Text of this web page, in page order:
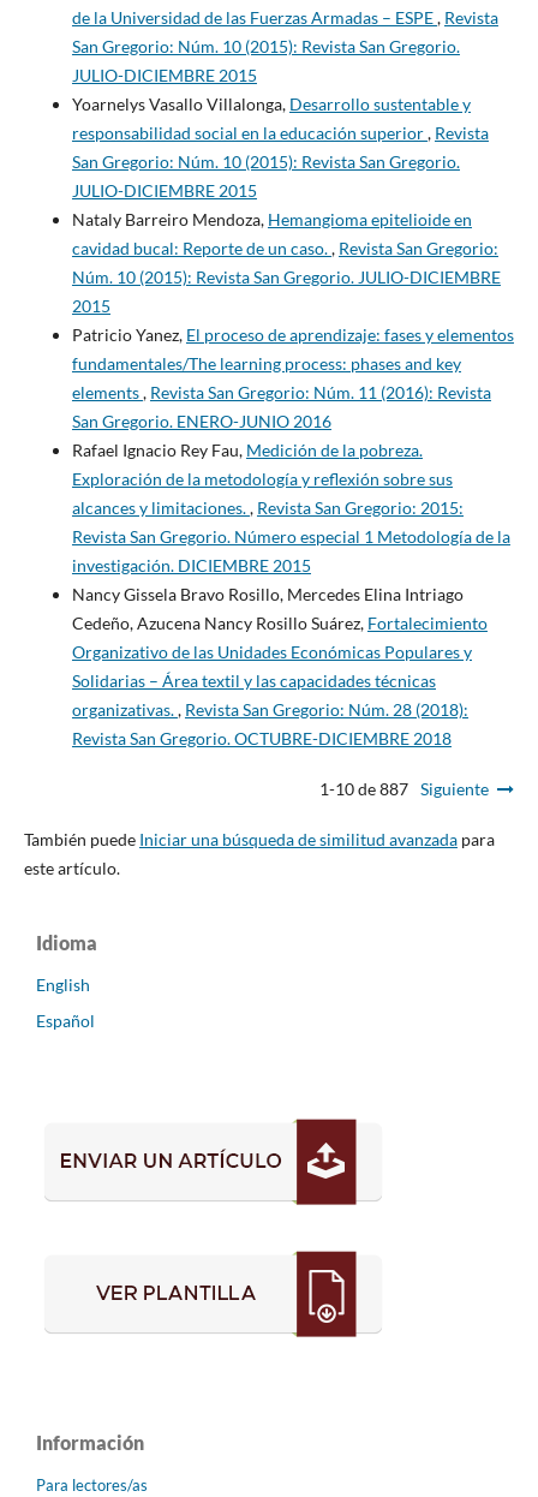
de la Universidad de las Fuerzas Armadas – ESPE, Revista
San Gregorio: Núm. 10 (2015): Revista San Gregorio.
JULIO-DICIEMBRE 2015
Yoarnelys Vasallo Villalonga, Desarrollo sustentable y
responsabilidad social en la educación superior, Revista
San Gregorio: Núm. 10 (2015): Revista San Gregorio.
JULIO-DICIEMBRE 2015
Nataly Barreiro Mendoza, Hemangioma epitelioide en
cavidad bucal: Reporte de un caso., Revista San Gregorio:
Núm. 10 (2015): Revista San Gregorio. JULIO-DICIEMBRE
2015
Patricio Yanez, El proceso de aprendizaje: fases y elementos
fundamentales/The learning process: phases and key
elements, Revista San Gregorio: Núm. 11 (2016): Revista
San Gregorio. ENERO-JUNIO 2016
Rafael Ignacio Rey Fau, Medición de la pobreza.
Exploración de la metodología y reflexión sobre sus
alcances y limitaciones., Revista San Gregorio: 2015:
Revista San Gregorio. Número especial 1 Metodología de la
investigación. DICIEMBRE 2015
Nancy Gissela Bravo Rosillo, Mercedes Elina Intriago
Cedeño, Azucena Nancy Rosillo Suárez, Fortalecimiento
Organizativo de las Unidades Económicas Populares y
Solidarias – Área textil y las capacidades técnicas
organizativas., Revista San Gregorio: Núm. 28 (2018):
Revista San Gregorio. OCTUBRE-DICIEMBRE 2018
1-10 de 887 Siguiente
También puede Iniciar una búsqueda de similitud avanzadapara
este artículo.
Idioma
English
Español
Información
Para lectores/as